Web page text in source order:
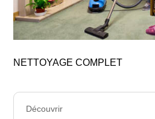
NETTOYAGE COMPLET
Découvrir